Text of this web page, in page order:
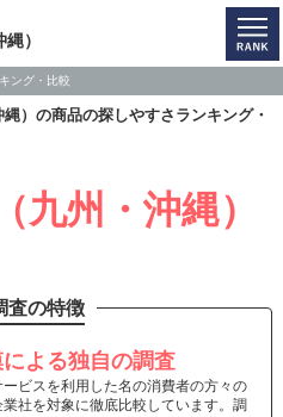
）
ング・比較
）の商品の探しやすさランキング・
九州・沖縄）
査の特徴
よる独自の調査
ビスを利用した名の消費者の方々の
社を対象に徹底比較しています。調